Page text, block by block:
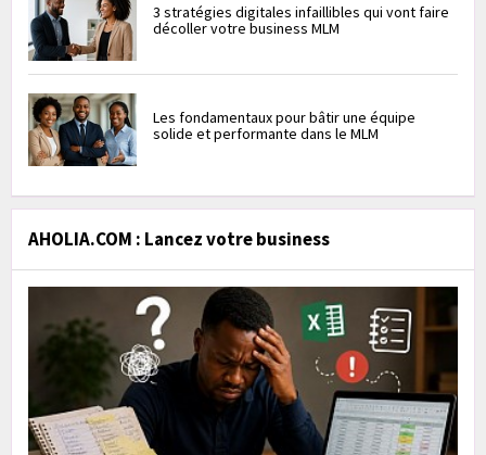
3 stratégies digitales infaillibles qui vont faire
décoller votre business MLM
Les fondamentaux pour bâtir une équipe
solide et performante dans le MLM
AHOLIA.COM : Lancez votre business